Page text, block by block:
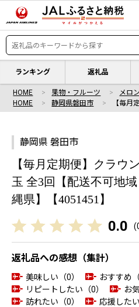
ランキング 返礼品
HOME 果物・フルーツ メロン
HOME
静岡県磐田市 【毎月
静岡県 磐田市
【毎月定期便】クラウ
玉 全3回【配送不可地
縄県】【4051451】
0.0 (
返礼品への感想（集計）
美味しい（0）
おすすめ（
リピートしたい（0）
お
訪れたい（0）
応援した